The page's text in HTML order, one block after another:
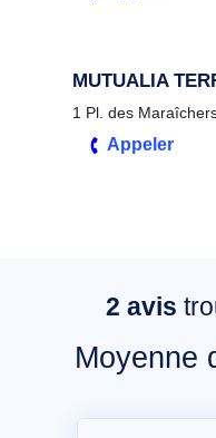
MUTUALIA
1 Pl. des
Appeler
2 avis
Moyenne